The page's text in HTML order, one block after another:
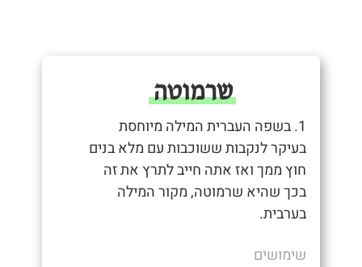
שרמוטה
1. בשפה העברית המילה מיוחסת
בעיקר לנקבות ששוכבות עם מלא בנים
חוץ ממך ואז אתה חייב לתרץ את זה
בכך שהיא שרמוטה, מקור המילה
בערבית.
שימושים